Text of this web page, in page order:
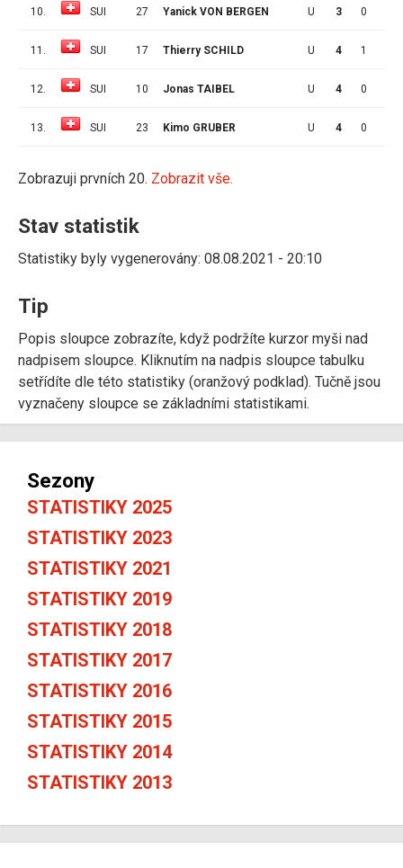
10. SUI 27 Yanick VON BERGEN U 3 0
11. SUI 17 Thierry SCHILD U 4 1
12. SUI 10 Jonas TAIBEL U 4 0
13. SUI 23 Kimo GRUBER U 4 0
Zobrazuji prvních 20. Zobrazit vše.
Stav statistik
Statistiky byly vygenerovány: 08.08.2021 - 20:10
Tip
Popis sloupce zobrazíte, když podržíte kurzor myši nad
nadpisem sloupce. Kliknutím na nadpis sloupce tabulku
setřídíte dle této statistiky (oranžový podklad). Tučně jsou
vyznačeny sloupce se základními statistikami.
Sezony
STATISTIKY 2025
STATISTIKY 2023
STATISTIKY 2021
STATISTIKY 2019
STATISTIKY 2018
STATISTIKY 2017
STATISTIKY 2016
STATISTIKY 2015
STATISTIKY 2014
STATISTIKY 2013